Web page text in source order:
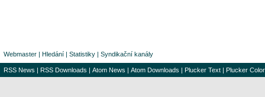
Webmaster | Hledání | Statistiky | Syndikační kanály
RSS News | RSS Downloads | Atom News | Atom Downloads | Plucker Text | Plucker Color